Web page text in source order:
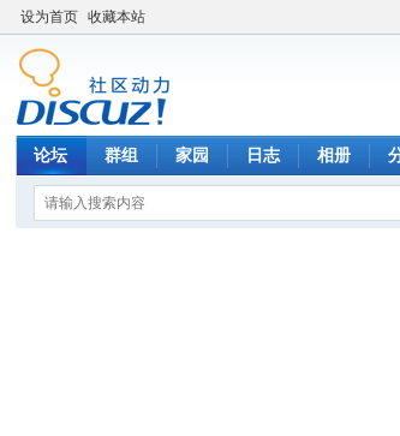
设为首页 收藏本站
论坛 群组 家园 日志 相册